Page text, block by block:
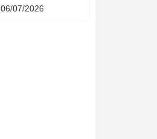
06/07/2026